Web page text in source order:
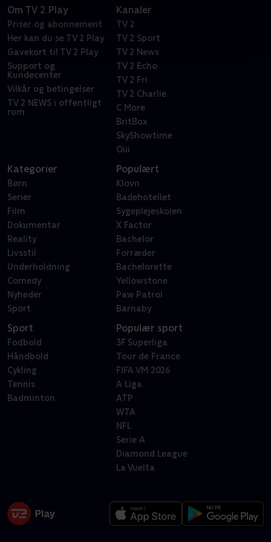
Om TV 2 Play
Priser og abonnement
Her kan du se TV 2 Play
Gavekort til TV 2 Play
Support og
Kundecenter
Vilkår og betingelser
TV 2 NEWS i offentligt
rum
Kanaler
TV 2
TV 2 Sport
TV 2 News
TV 2 Echo
TV 2 Fri
TV 2 Charlie
C More
BritBox
SkyShowtime
Oiii
Kategorier
Børn
Serier
Film
Dokumentar
Reality
Livsstil
Underholdning
Comedy
Nyheder
Sport
Populært
Klovn
Badehotellet
Sygeplejeskolen
X Factor
Bachelor
Forræder
Bachelorette
Yellowstone
Paw Patrol
Barnaby
Sport
Fodbold
Håndbold
Cykling
Tennis
Badminton
Populær sport
3F Superliga
Tour de France
FIFA VM 2026
A Liga
ATP
WTA
NFL
Serie A
Diamond League
La Vuelta